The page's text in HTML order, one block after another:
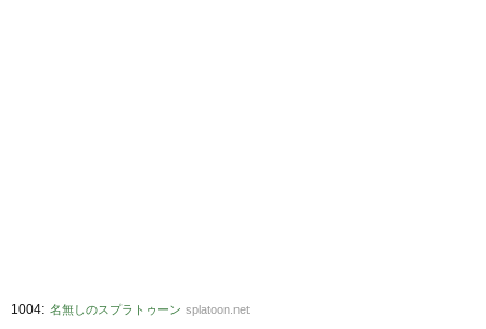
1004: 名無しのスプラトゥーン splatoon.net